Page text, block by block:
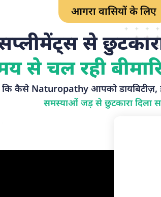
आगरा वासियों के लिए
से
से चल रही
Naturopathy आपको डायबिटीज़,
समस्याओं जड़ से छुटकारा दिला